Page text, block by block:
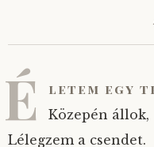
É letem egy
Közepén állok,
Lélegzem a csendet.